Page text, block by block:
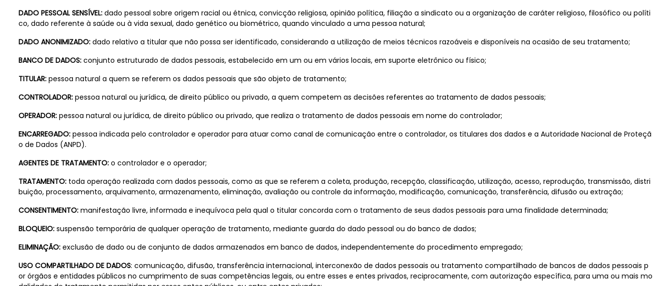
DADO PESSOAL SENSÍVEL: dado pessoal sobre origem racial ou étnica, convicção religiosa, opinião política, filiação a sindicato ou a organização de caráter religioso, filosófico ou políti
co, dado referente à saúde ou à vida sexual, dado genético ou biométrico, quando vinculado a uma pessoa natural;
DADO ANONIMIZADO: dado relativo a titular que não possa ser identificado, considerando a utilização de meios técnicos razoáveis e disponíveis na ocasião de seu tratamento;
BANCO DE DADOS: conjunto estruturado de dados pessoais, estabelecido em um ou em vários locais, em suporte eletrônico ou físico;
TITULAR: pessoa natural a quem se referem os dados pessoais que são objeto de tratamento;
CONTROLADOR: pessoa natural ou jurídica, de direito público ou privado, a quem competem as decisões referentes ao tratamento de dados pessoais;
OPERADOR: pessoa natural ou jurídica, de direito público ou privado, que realiza o tratamento de dados pessoais em nome do controlador;
ENCARREGADO: pessoa indicada pelo controlador e operador para atuar como canal de comunicação entre o controlador, os titulares dos dados e a Autoridade Nacional de Proteçã
o de Dados (ANPD).
AGENTES DE TRATAMENTO: o controlador e o operador;
TRATAMENTO: toda operação realizada com dados pessoais, como as que se referem a coleta, produção, recepção, classificação, utilização, acesso, reprodução, transmissão, distri
buição, processamento, arquivamento, armazenamento, eliminação, avaliação ou controle da informação, modificação, comunicação, transferência, difusão ou extração;
CONSENTIMENTO: manifestação livre, informada e inequívoca pela qual o titular concorda com o tratamento de seus dados pessoais para uma finalidade determinada;
BLOQUEIO: suspensão temporária de qualquer operação de tratamento, mediante guarda do dado pessoal ou do banco de dados;
ELIMINAÇÃO: exclusão de dado ou de conjunto de dados armazenados em banco de dados, independentemente do procedimento empregado;
USO COMPARTILHADO DE DADOS: comunicação, difusão, transferência internacional, interconexão de dados pessoais ou tratamento compartilhado de bancos de dados pessoais p
or órgãos e entidades públicos no cumprimento de suas competências legais, ou entre esses e entes privados, reciprocamente, com autorização específica, para uma ou mais mo